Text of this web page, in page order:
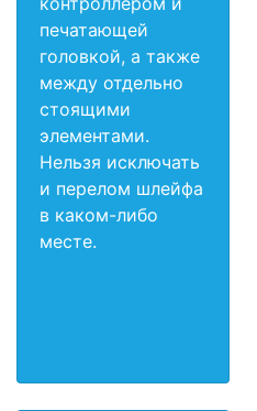
печатающей
головкой, а также
между отдельно
стоящими
элементами.
Нельзя исключать
и перелом шлейфа
в каком-либо
месте.